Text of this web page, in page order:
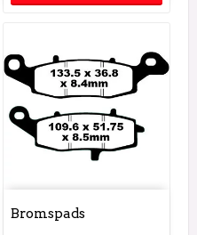
Bromspads